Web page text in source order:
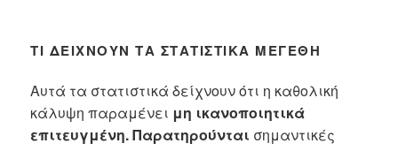
ΤΙ ΔΕΊΧΝΟΥΝ ΤΑ ΣΤΑΤΙΣΤΙΚΆ ΜΕΓΈΘΗ
Αυτά τα στατιστικά δείχνουν ότι η καθολική
κάλυψη παραμένει μη ικανοποιητικά
επιτευγμένη. Παρατηρούνται σημαντικές